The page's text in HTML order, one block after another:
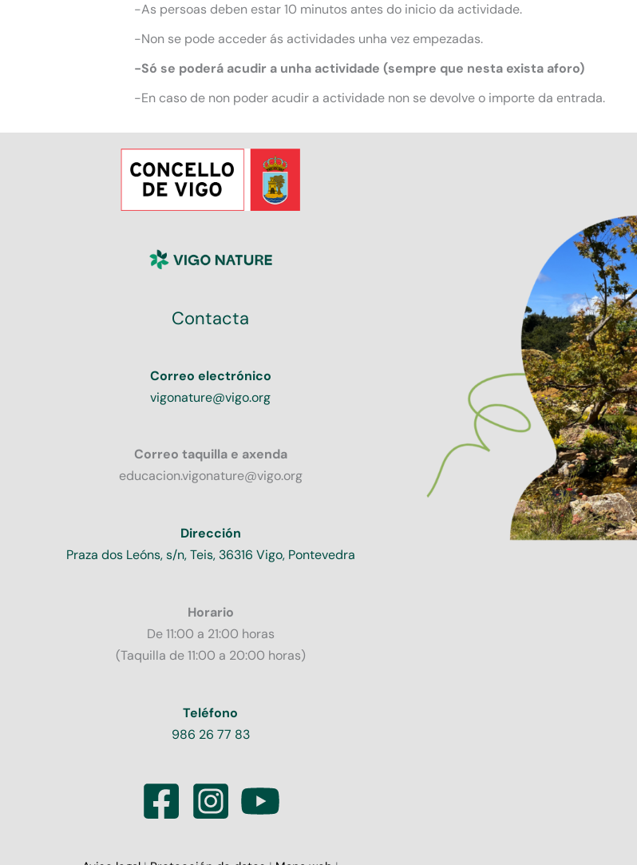
-As persoas deben estar 10 minutos antes do inicio da actividade.
-Non se pode acceder ás actividades unha vez empezadas.
-Só se poderá acudir a unha actividade (sempre que nesta exista aforo)
-En caso de non poder acudir a actividade non se devolve o importe da entrada.
Contacta
Correo electrónico
vigonature@vigo.org
Correo taquilla e axenda
educacion.vigonature@vigo.org
Dirección
Praza dos Leóns, s/n, Teis, 36316 Vigo, Pontevedra
Horario
De 11:00 a 21:00 horas
(Taquilla de 11:00 a 20:00 horas)
Teléfono
986 26 77 83